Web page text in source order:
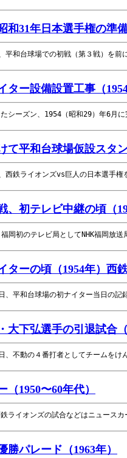
和31年日本選手権の準
平和台球場での初戦（第３戦）を前
ター設備設置工事（
シーズン、1954（昭和29）年6月
て平和台球場仮設スタ
西鉄ライオンズvs巨人の日本選手
、初テレビ中継の頃（
岡初のテレビ局としてNHK福岡放
ターの頃（1954年）西
、平和台球場の初ナイター当日の
大下弘選手の引退試合
、不動の４番打者としてチームをけ
1950〜60年代）
ライオンズの試合などはニュース
勝パレード（1963年）